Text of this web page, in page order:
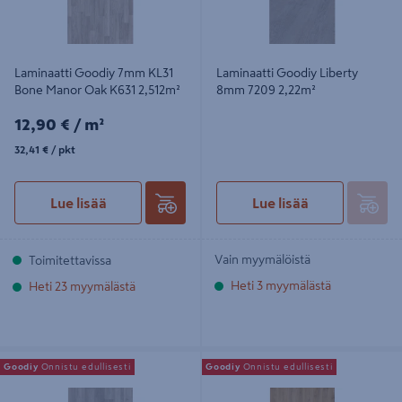
Laminaatti Goodiy 7mm KL31
Bone Manor Oak K631 2,512m²
12,90€/m²
12,90 € / m²
32,41€/pkt
32,41 € / pkt
Lue lisää
Toimitettavissa
Heti 23 myymälästä
Laminaatti Goodiy Liberty
8mm 7209 2,22m²
Lue lisää
Vain myymälöistä
Heti 3 myymälästä
Laminaatti Goodiy 8/32 5946
Rockford Oak V4 2,26M2 1288 x 195
Goodiy Onnistu edullisesti
Laminaatti Goodiy EL2158 8mm
KL32 Light Brown North Oak
Goodiy Onnistu edullisesti